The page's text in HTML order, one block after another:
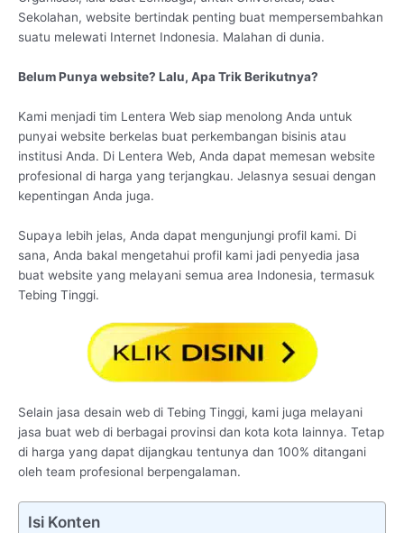
Sekolahan, website bertindak penting buat mempersembahkan
suatu melewati Internet Indonesia. Malahan di dunia.
Belum Punya website? Lalu, Apa Trik Berikutnya?
Kami menjadi tim Lentera Web siap menolong Anda untuk
punyai website berkelas buat perkembangan bisinis atau
institusi Anda. Di Lentera Web, Anda dapat memesan website
profesional di harga yang terjangkau. Jelasnya sesuai dengan
kepentingan Anda juga.
Supaya lebih jelas, Anda dapat mengunjungi profil kami. Di
sana, Anda bakal mengetahui profil kami jadi penyedia jasa
buat website yang melayani semua area Indonesia, termasuk
Tebing Tinggi.
Selain jasa desain web di Tebing Tinggi, kami juga melayani
jasa buat web di berbagai provinsi dan kota kota lainnya. Tetap
di harga yang dapat dijangkau tentunya dan 100% ditangani
oleh team profesional berpengalaman.
Isi Konten